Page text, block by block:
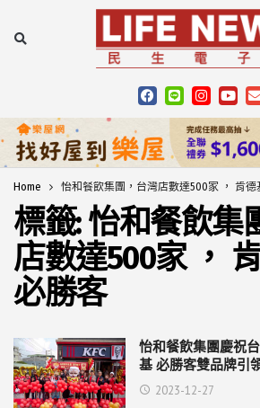
Home 怡和餐飲集團，台灣店數達500家 ， 肯德
標籤:怡和餐飲集
店數達500家 ，
必勝客
怡和餐飲集團慶祝
基 必勝客雙品牌引
2023-12-27